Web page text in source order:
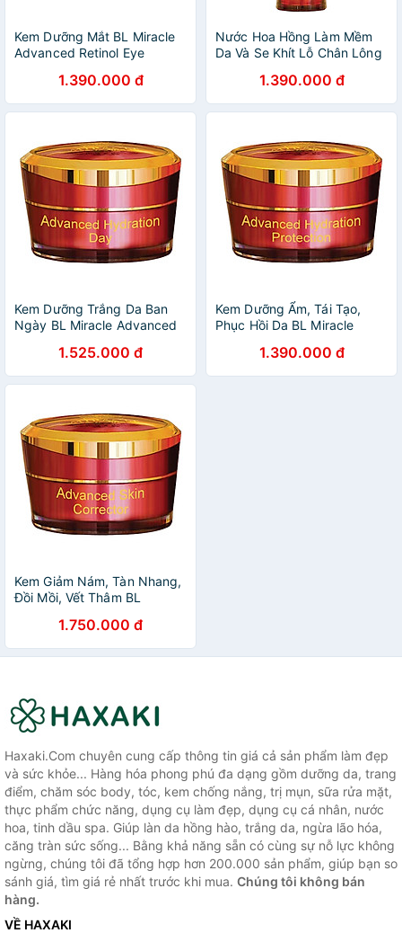
Kem Dưỡng Mắt BL Miracle
Advanced Retinol Eye
1.390.000 đ
Nước Hoa Hồng Làm Mềm
Da Và Se Khít Lỗ Chân Lông
Hydrating Softening Solution
(120ml)
1.390.000 đ
Kem Dưỡng Trắng Da Ban
Ngày BL Miracle Advanced
1.525.000 đ
Kem Dưỡng Ẩm, Tái Tạo,
Phục Hồi Da BL Miracle
Protection (25g)
1.390.000 đ
Kem Giảm Nám, Tàn Nhang,
Đồi Mồi, Vết Thâm BL
1.750.000 đ
Haxaki.Com chuyên cung cấp thông tin giá cả sản phẩm làm đẹp
và sức khỏe... Hàng hóa phong phú đa dạng gồm dưỡng da, trang
điểm, chăm sóc body, tóc, kem chống nắng, trị mụn, sữa rửa mặt,
thực phẩm chức năng, dụng cụ làm đẹp, dụng cụ cá nhân, nước
hoa, tinh dầu spa. Giúp làn da hồng hào, trắng da, ngừa lão hóa,
căng tràn sức sống... Bằng khả năng sẵn có cùng sự nỗ lực không
ngừng, chúng tôi đã tổng hợp hơn 200.000 sản phẩm, giúp bạn so
sánh giá, tìm giá rẻ nhất trước khi mua. Chúng tôi không bán
hàng.
VỀ HAXAKI